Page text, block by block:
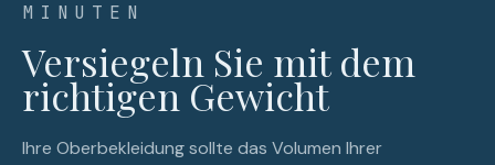
INUTEN
Versiegeln Sie mit dem
richtigen Gewicht
Ihre Oberbekleidung sollte das Volumen Ihrer